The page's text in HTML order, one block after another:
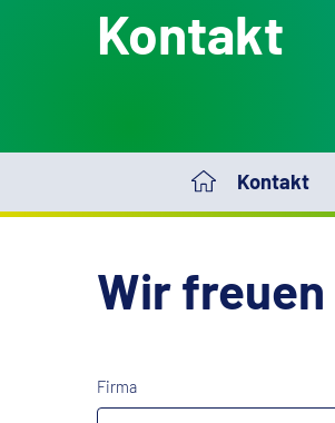
Kontakt
Kontakt
Wir
Firma